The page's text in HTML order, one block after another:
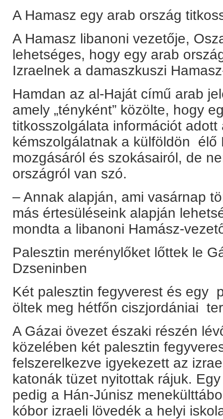
A Hamasz egy arab ország
A Hamasz libanoni vezetője,
lehetséges, hogy egy arab
Izraelnek a damaszkuszi
Hamdan az al-Haját című arab
amely „tényként” közölte, hogy
titkosszolgálata információt adott
kémszolgálatnak a külföldön élő
mozgásáról és szokásairól, de
országról van szó.
– Annak alapján, ami vasárnap
más értesüléseink alapján
mondta a libanoni Hamász-
Palesztin merénylőket lőttek le
Dzseninben
Két palesztin fegyverest és egy
öltek meg hétfőn ciszjordániai
A Gázai övezet északi részén
közelében két palesztin
felszerelkezve igyekezett az
katonák tüzet nyitottak rájuk.
pedig a Hán-Júnisz
kóbor izraeli lövedék a helyi